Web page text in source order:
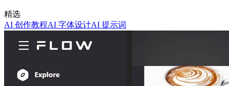
精选
AI 创作教程AI 字体设计AI 提示词